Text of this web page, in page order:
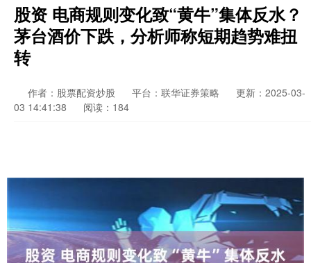
股资 电商规则变化致“黄牛”集体反水？
茅台酒价下跌，分析师称短期趋势难扭
转
作者：股票配资炒股 平台：联华证券策略
更新：2025-03-
03 14:41:38
阅读：184